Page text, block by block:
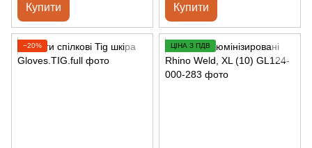
Купити Купити
−20% ЦІНА З ПДВ